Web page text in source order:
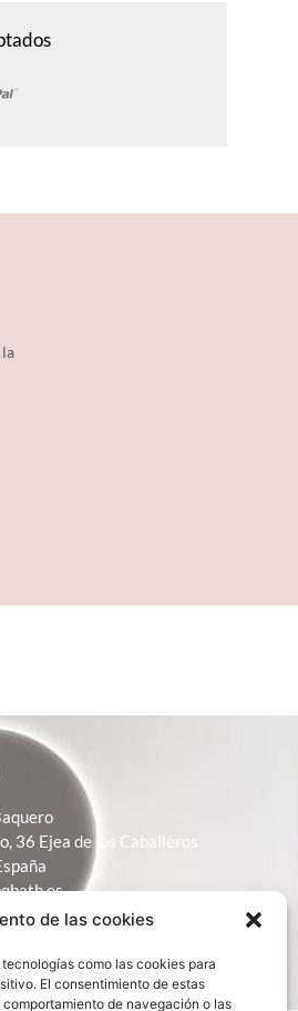
de las cookies
como las cookies para
El consentimiento de estas
de navegación o las
36 Ejea de los Caballeros
44